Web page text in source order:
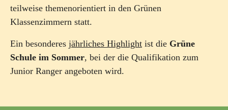
teilweise themenorientiert in den Grünen
Klassenzimmern statt.
Ein besonderes jährliches Highlight ist die Grüne
Schule im Sommer, bei der die Qualifikation zum
Junior Ranger angeboten wird.